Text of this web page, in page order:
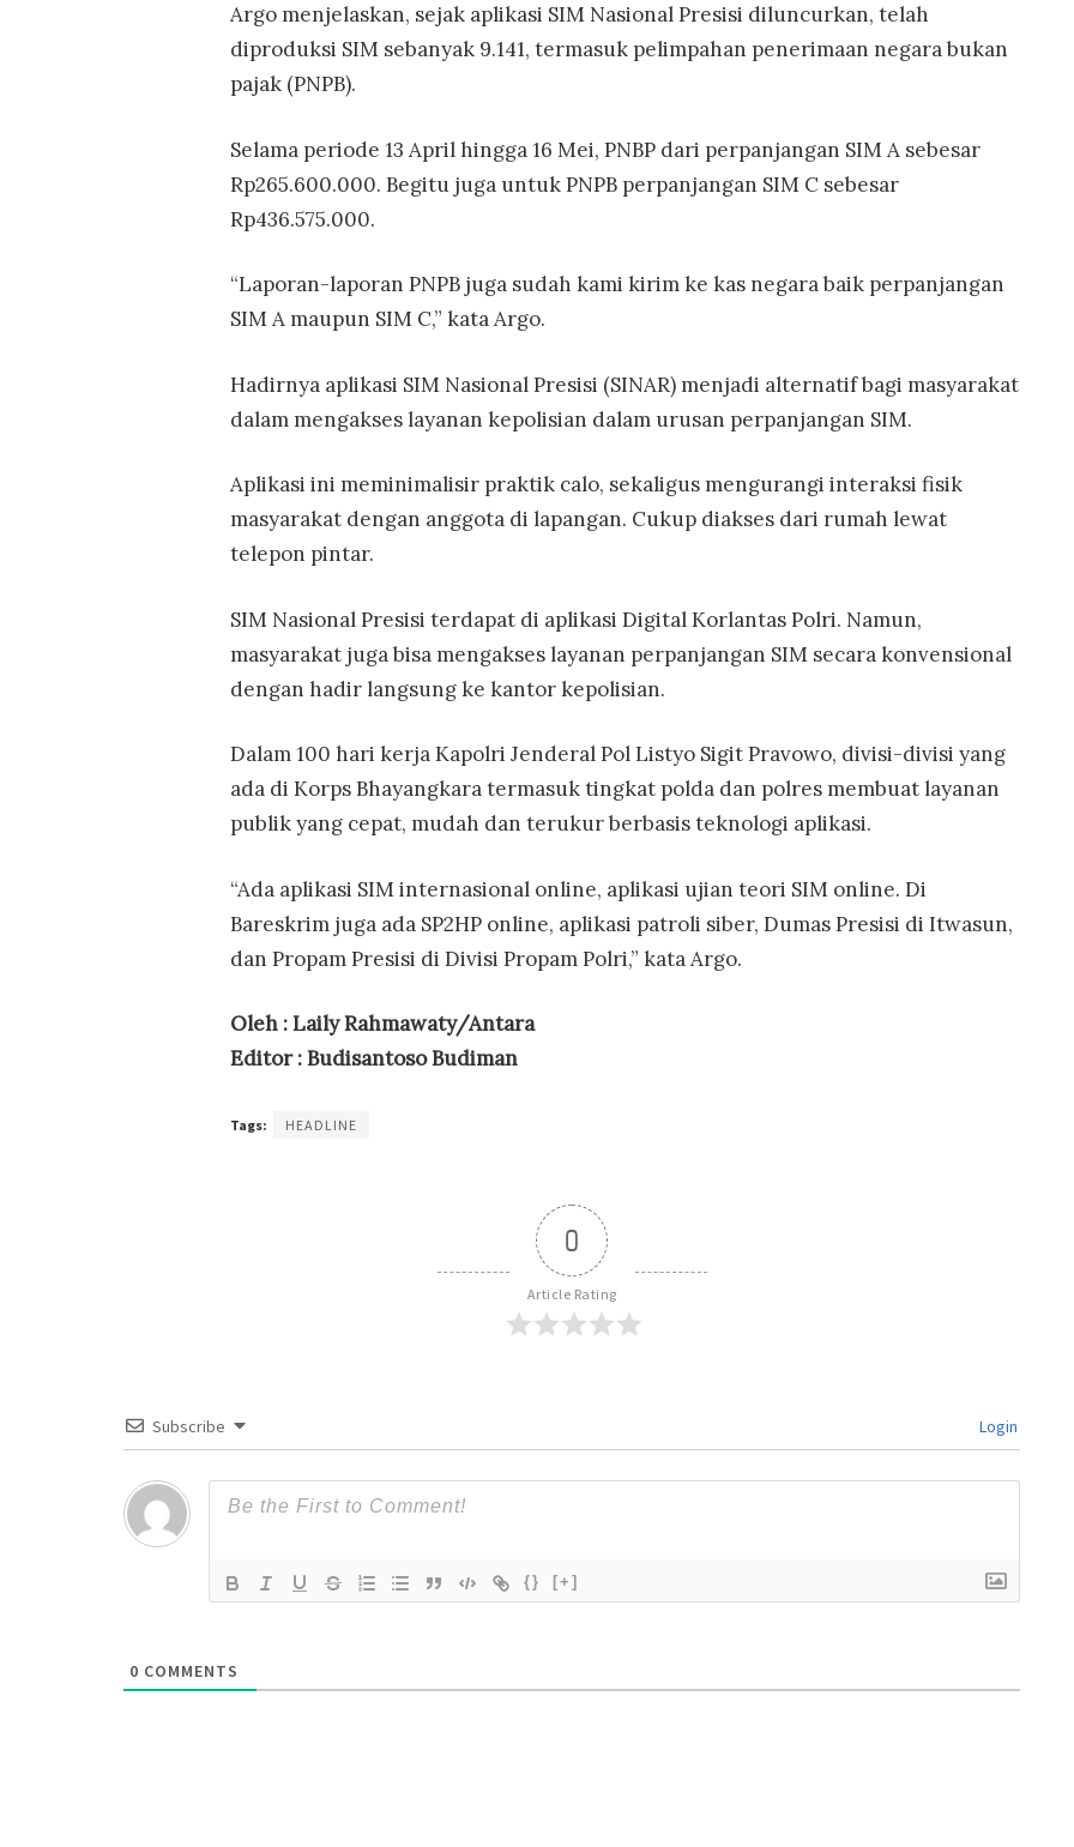
Argo menjelaskan, sejak aplikasi SIM Nasional Presisi diluncurkan, telah
diproduksi SIM sebanyak 9.141, termasuk pelimpahan penerimaan negara bukan
pajak (PNPB).
Selama periode 13 April hingga 16 Mei, PNBP dari perpanjangan SIM A sebesar
Rp265.600.000. Begitu juga untuk PNPB perpanjangan SIM C sebesar
Rp436.575.000.
“Laporan-laporan PNPB juga sudah kami kirim ke kas negara baik perpanjangan
SIM A maupun SIM C,” kata Argo.
Hadirnya aplikasi SIM Nasional Presisi (SINAR) menjadi alternatif bagi masyarakat
dalam mengakses layanan kepolisian dalam urusan perpanjangan SIM.
Aplikasi ini meminimalisir praktik calo, sekaligus mengurangi interaksi fisik
masyarakat dengan anggota di lapangan. Cukup diakses dari rumah lewat
telepon pintar.
SIM Nasional Presisi terdapat di aplikasi Digital Korlantas Polri. Namun,
masyarakat juga bisa mengakses layanan perpanjangan SIM secara konvensional
dengan hadir langsung ke kantor kepolisian.
Dalam 100 hari kerja Kapolri Jenderal Pol Listyo Sigit Pravowo, divisi-divisi yang
ada di Korps Bhayangkara termasuk tingkat polda dan polres membuat layanan
publik yang cepat, mudah dan terukur berbasis teknologi aplikasi.
“Ada aplikasi SIM internasional online, aplikasi ujian teori SIM online. Di
Bareskrim juga ada SP2HP online, aplikasi patroli siber, Dumas Presisi di Itwasun,
dan Propam Presisi di Divisi Propam Polri,” kata Argo.
Oleh : Laily Rahmawaty/Antara
Editor : Budisantoso Budiman
Tags: HEADLINE
0
Article Rating
Subscribe Login
{} [+]
0 COMMENTS